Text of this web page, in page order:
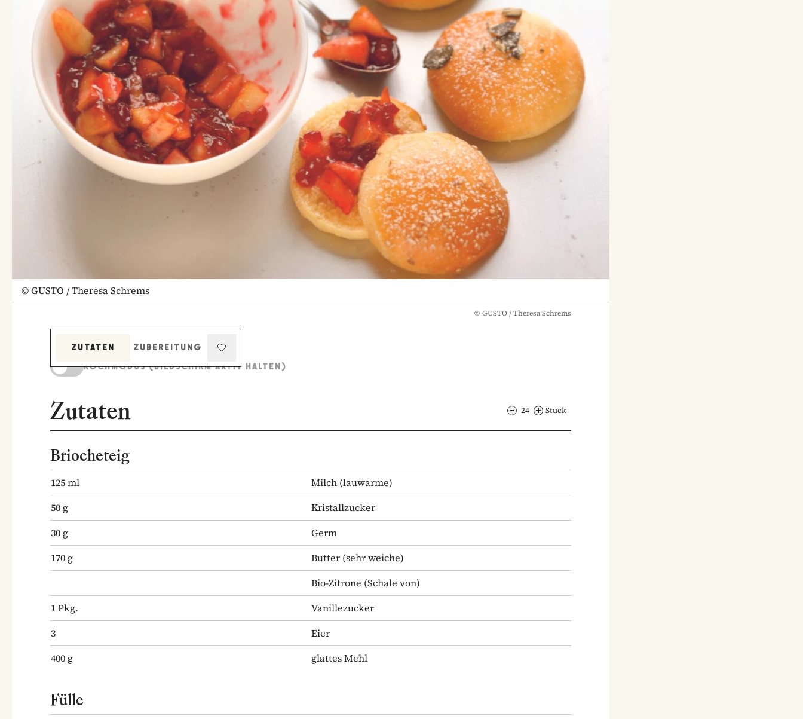
©GUSTO / Theresa Schrems
© GUSTO / Theresa Schrems
ZUTATEN
ZUBEREITUNG
KOCHMODUS (BILDSCHIRM AKTIV HALTEN)
Zutaten 24 Stück
Briocheteig
125ml Milch (lauwarme)
50 g
Kristallzucker
30 g
Germ
170 g Butter (sehr weiche)
Bio-Zitrone (Schale von)
1Pkg.
Vanillezucker
3
Eier
400 g glattes Mehl
Fülle